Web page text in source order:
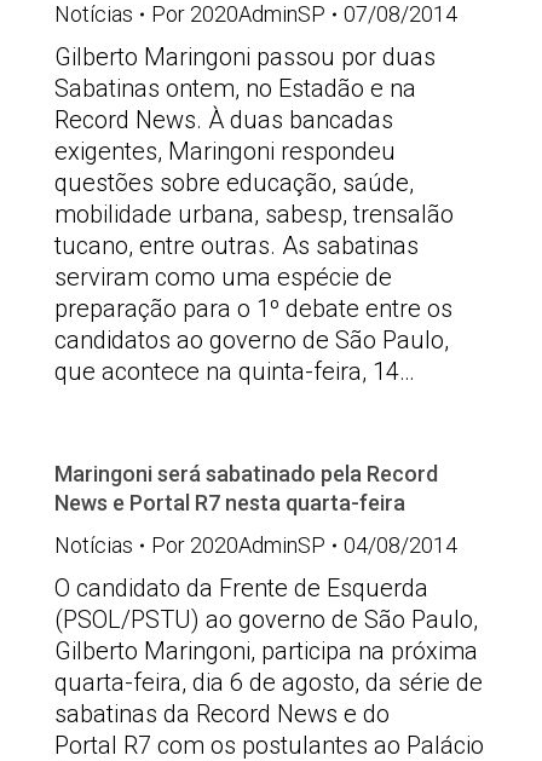
Notícias
Por 2020AdminSP 07/08/2014
Gilberto Maringoni passou por duas
Sabatinas ontem, no Estadão e na
Record News. À duas bancadas
exigentes, Maringoni respondeu
questões sobre educação, saúde,
mobilidade urbana, sabesp, trensalão
tucano, entre outras. As sabatinas
serviram como uma espécie de
preparação para o 1º debate entre os
candidatos ao governo de São Paulo,
que acontece na quinta-feira, 14…
Maringoni será sabatinado pela Record
News e Portal R7 nesta quarta-feira
Notícias
Por 2020AdminSP 04/08/2014
O candidato da Frente de Esquerda
(PSOL/PSTU) ao governo de São Paulo,
Gilberto Maringoni, participa na próxima
quarta-feira, dia 6 de agosto, da série de
sabatinas da Record News e do
Portal R7 com os postulantes ao Palácio